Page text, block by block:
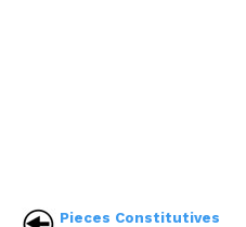
Pieces Constitutives